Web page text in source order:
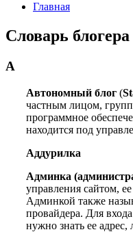
Главная
Словарь блогера
А
Автономный блог (
частным лицом,
программное
находится под
Аддурилка
Админка
управления сайтом,
Админкой также
провайдера. Для
нужно знать ее адрес,